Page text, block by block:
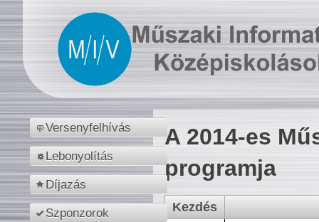
Versenyfelhívás
Lebonyolítás
Díjazás
Szponzorok
A 2014-es
programja
Kezdés